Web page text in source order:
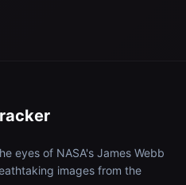
eyes of NASA's James Webb
images from the